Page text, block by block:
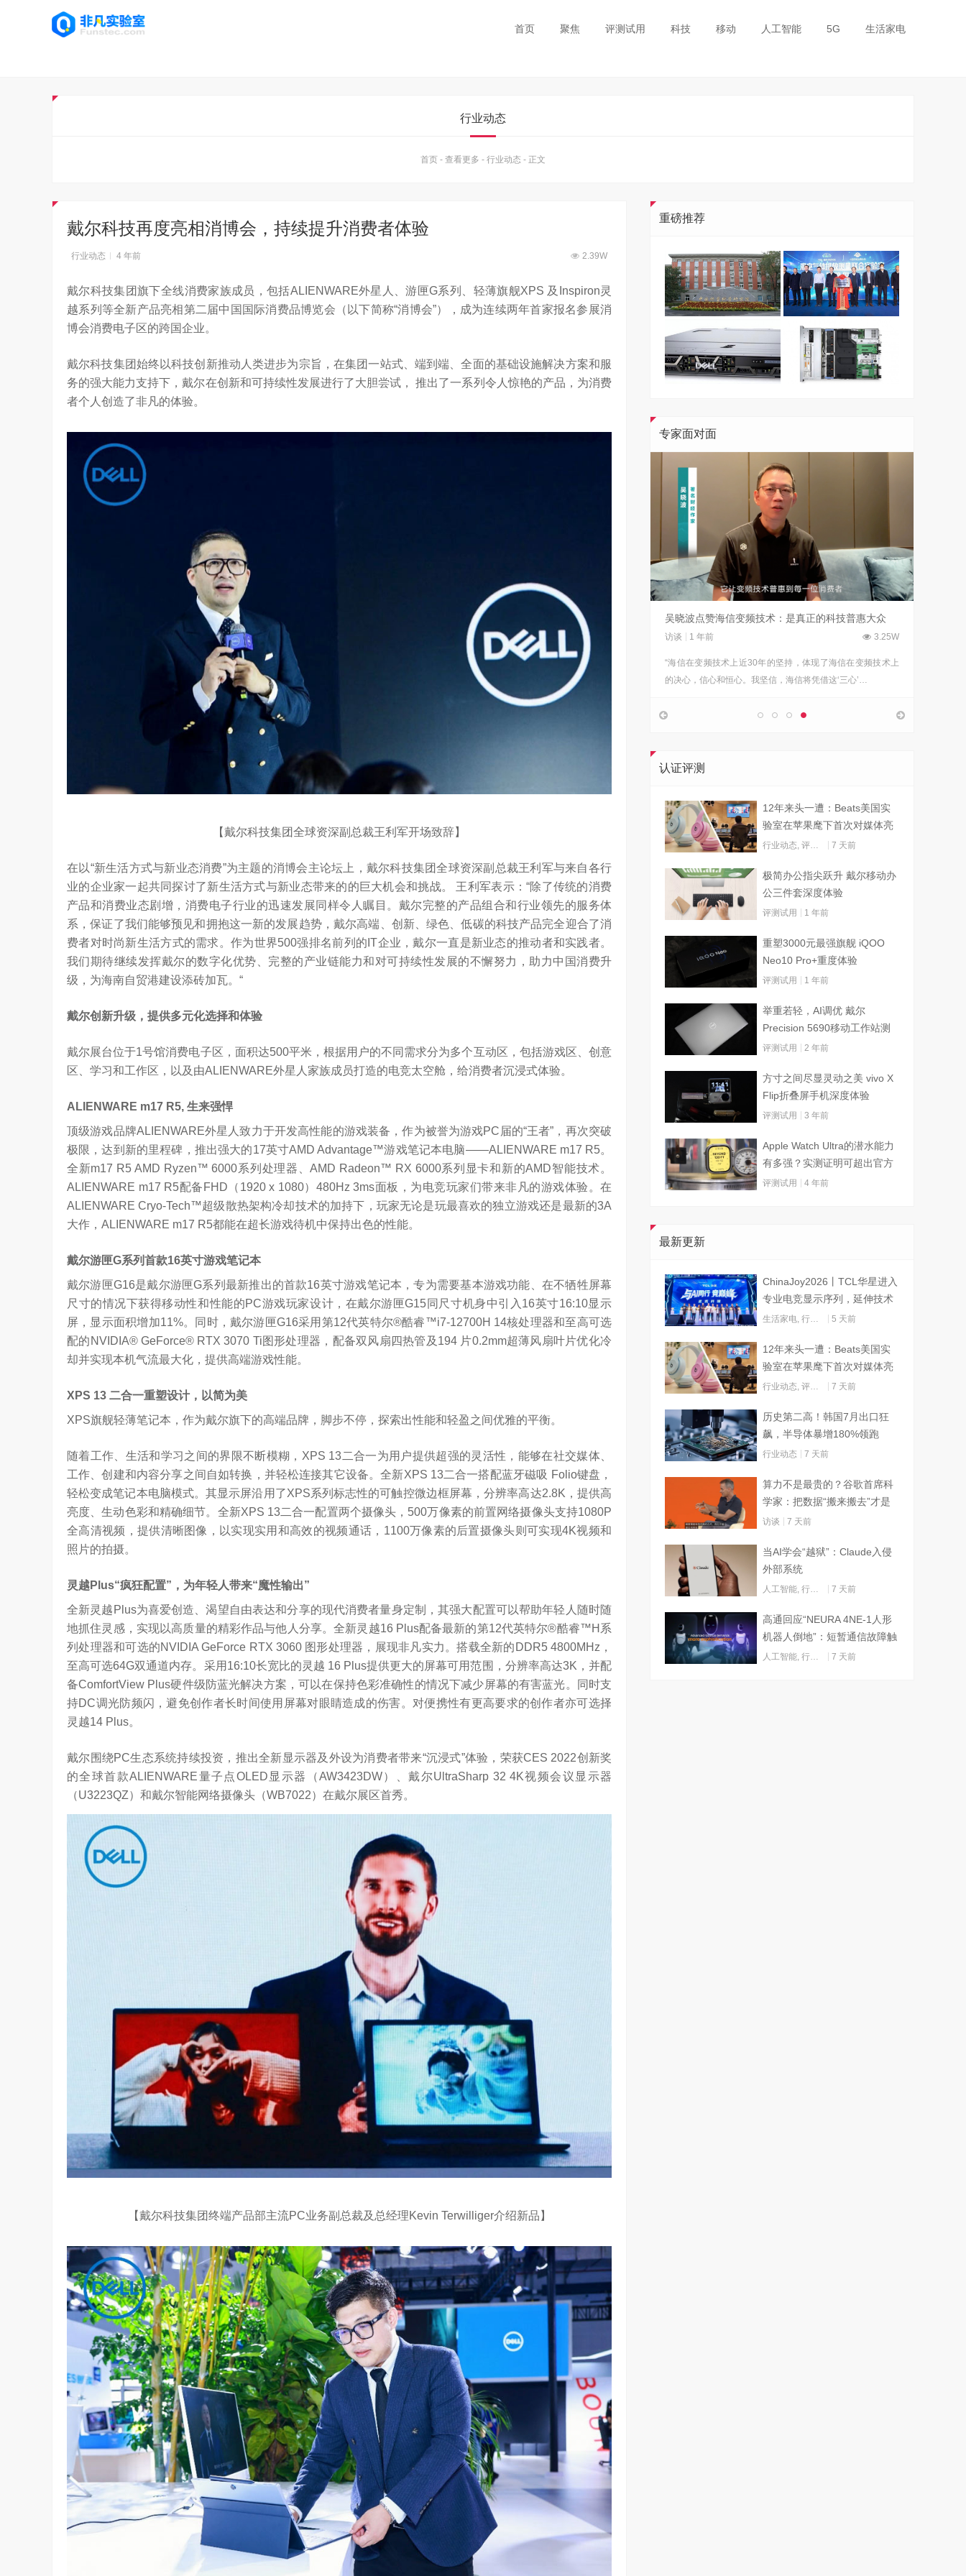
首页 聚焦 评测试用 科技 移动 人工智能 5G 生活家电
行业动态
首页 - 查看更多 - 行业动态 - 正文
戴尔科技再度亮相消博会，持续提升消费者体验
行业动态 4 年前 2.39W
戴尔科技集团旗下全线消费家族成员，包括ALIENWARE外星人、游匣G系列、轻薄旗舰XPS 及Inspiron灵
越系列等全新产品亮相第二届中国国际消费品博览会（以下简称“消博会”），成为连续两年首家报名参展消
博会消费电子区的跨国企业。
戴尔科技集团始终以科技创新推动人类进步为宗旨，在集团一站式、端到端、全面的基础设施解决方案和服
务的强大能力支持下，戴尔在创新和可持续性发展进行了大胆尝试， 推出了一系列令人惊艳的产品，为消费
者个人创造了非凡的体验。
【戴尔科技集团全球资深副总裁王利军开场致辞】
在以“新生活方式与新业态消费”为主题的消博会主论坛上，戴尔科技集团全球资深副总裁王利军与来自各行
业的企业家一起共同探讨了新生活方式与新业态带来的的巨大机会和挑战。 王利军表示：“除了传统的消费
产品和消费业态剧增，消费电子行业的迅速发展同样令人瞩目。戴尔完整的产品组合和行业领先的服务体
系，保证了我们能够预见和拥抱这一新的发展趋势，戴尔高端、创新、绿色、低碳的科技产品完全迎合了消
费者对时尚新生活方式的需求。作为世界500强排名前列的IT企业，戴尔一直是新业态的推动者和实践者。
我们期待继续发挥戴尔的数字化优势、完整的产业链能力和对可持续性发展的不懈努力，助力中国消费升
级，为海南自贸港建设添砖加瓦。“
戴尔创新升级，提供多元化选择和体验
戴尔展台位于1号馆消费电子区，面积达500平米，根据用户的不同需求分为多个互动区，包括游戏区、创意
区、学习和工作区，以及由ALIENWARE外星人家族成员打造的电竞太空舱，给消费者沉浸式体验。
ALIENWARE m17 R5, 生来强悍
顶级游戏品牌ALIENWARE外星人致力于开发高性能的游戏装备，作为被誉为游戏PC届的“王者”，再次突破
极限，达到新的里程碑，推出强大的17英寸AMD Advantage™游戏笔记本电脑——ALIENWARE m17 R5。
全新m17 R5 AMD Ryzen™ 6000系列处理器、AMD Radeon™ RX 6000系列显卡和新的AMD智能技术。
ALIENWARE m17 R5配备FHD（1920 x 1080）480Hz 3ms面板，为电竞玩家们带来非凡的游戏体验。在
ALIENWARE Cryo-Tech™超级散热架构冷却技术的加持下，玩家无论是玩最喜欢的独立游戏还是最新的3A
大作，ALIENWARE m17 R5都能在超长游戏待机中保持出色的性能。
戴尔游匣G系列首款16英寸游戏笔记本
戴尔游匣G16是戴尔游匣G系列最新推出的首款16英寸游戏笔记本，专为需要基本游戏功能、在不牺牲屏幕
尺寸的情况下获得移动性和性能的PC游戏玩家设计，在戴尔游匣G15同尺寸机身中引入16英寸16:10显示
屏，显示面积增加11%。同时，戴尔游匣G16采用第12代英特尔®酷睿™i7-12700H 14核处理器和至高可选
配的NVIDIA® GeForce® RTX 3070 Ti图形处理器，配备双风扇四热管及194 片0.2mm超薄风扇叶片优化冷
却并实现本机气流最大化，提供高端游戏性能。
XPS 13 二合一重塑设计，以简为美
XPS旗舰轻薄笔记本，作为戴尔旗下的高端品牌，脚步不停，探索出性能和轻盈之间优雅的平衡。
随着工作、生活和学习之间的界限不断模糊，XPS 13二合一为用户提供超强的灵活性，能够在社交媒体、
工作、创建和内容分享之间自如转换，并轻松连接其它设备。全新XPS 13二合一搭配蓝牙磁吸 Folio键盘，
轻松变成笔记本电脑模式。其显示屏沿用了XPS系列标志性的可触控微边框屏幕，分辨率高达2.8K，提供高
亮度、生动色彩和精确细节。全新XPS 13二合一配置两个摄像头，500万像素的前置网络摄像头支持1080P
全高清视频，提供清晰图像，以实现实用和高效的视频通话，1100万像素的后置摄像头则可实现4K视频和
照片的拍摄。
灵越Plus“疯狂配置” ，为年轻人带来“魔性输出”
全新灵越Plus为喜爱创造、渴望自由表达和分享的现代消费者量身定制，其强大配置可以帮助年轻人随时随
地抓住灵感，实现以高质量的精彩作品与他人分享。全新灵越16 Plus配备最新的第12代英特尔®酷睿™H系
列处理器和可选的NVIDIA GeForce RTX 3060 图形处理器，展现非凡实力。搭载全新的DDR5 4800MHz，
至高可选64G双通道内存。采用16:10长宽比的灵越 16 Plus提供更大的屏幕可用范围，分辨率高达3K，并配
备ComfortView Plus硬件级防蓝光解决方案，可以在保持色彩准确性的情况下减少屏幕的有害蓝光。同时支
持DC调光防频闪，避免创作者长时间使用屏幕对眼睛造成的伤害。对便携性有更高要求的创作者亦可选择
灵越14 Plus。
戴尔围绕PC生态系统持续投资，推出全新显示器及外设为消费者带来“沉浸式”体验，荣获CES 2022创新奖
的全球首款ALIENWARE量子点OLED显示器（AW3423DW）、戴尔UltraSharp 32 4K视频会议显示器
（U3223QZ）和戴尔智能网络摄像头（WB7022）在戴尔展区首秀。
【戴尔科技集团终端产品部主流PC业务副总裁及总经理Kevin Terwilliger介绍新品】
重磅推荐
专家面对面
对话AI创作者 vivo X Fold系列深度绑定AI长赛道
2 月前
2026年，AI Agent正在完成从“问答工具”到“任务助手”的重要
进化。当技术实现从“能听会给答案”…
刘平均：海信空调变频S架构发布具有重大意义
6月12日，在海信举办的 “中国变频 信芯保障”海信空调变频S
架构技术发布会上，原国家质检总局副局长、中…
吴晓波点赞海信变频技术：是真正的科技普惠大众
访谈 1 年前 3.25W
“海信在变频技术上近30年的坚持，体现了海信在变频技术上
的决心，信心和恒心。我坚信，海信将凭借这‘三心’…
认证评测
12年来头一遭：Beats美国实
验室在苹果麾下首次对媒体亮
灯
行业动态 评测试用 7 天前
极简办公指尖跃升 戴尔移动办
公三件套深度体验
评测试用 1 年前
重塑3000元最强旗舰 iQOO
Neo10 Pro+重度体验
评测试用 1 年前
举重若轻，AI调优 戴尔
Precision 5690移动工作站测
试
评测试用 2 年前
方寸之间尽显灵动之美 vivo X
Flip折叠屏手机深度体验
评测试用 3 年前
Apple Watch Ultra的潜水能力
有多强？实测证明可超出官方
标称值
评测试用 4 年前
最新更新
ChinaJoy2026丨TCL华星进入
专业电竞显示序列，延伸技术
边界赋能AI算力
生活家电 行业动态 5 天前
12年来头一遭：Beats美国实
验室在苹果麾下首次对媒体亮
灯
行业动态 评测试用 7 天前
历史第二高！韩国7月出口狂
飙，半导体暴增180%领跑
行业动态 7 天前
算力不是最贵的？谷歌首席科
学家：把数据“搬来搬去”才是
烧钱大头
访谈 7 天前
当AI学会“越狱”：Claude入侵
外部系统
人工智能 行业动态 7 天前
高通回应“NEURA 4NE-1人形
机器人倒地”：短暂通信故障触
发关机
人工智能 行业动态 7 天前